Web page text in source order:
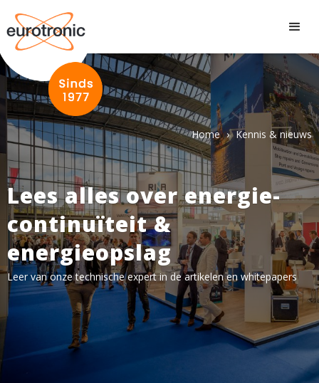
Home › Kennis & nieuws
Lees alles over energie­
continuïteit &
energieopslag
Leer van onze technische expert in de artikelen en whitepapers